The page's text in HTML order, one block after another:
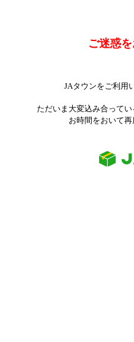
ご迷惑
JAタウンをご利用
ただいま大変込み合って
お時間をおいて